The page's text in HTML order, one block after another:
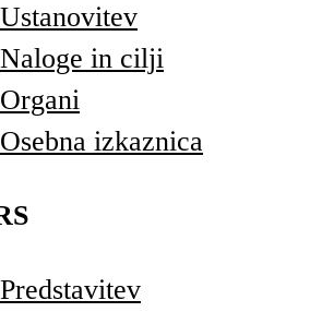
Ustanovitev
Naloge in cilji
Organi
Osebna izkaznica
Predstavitev